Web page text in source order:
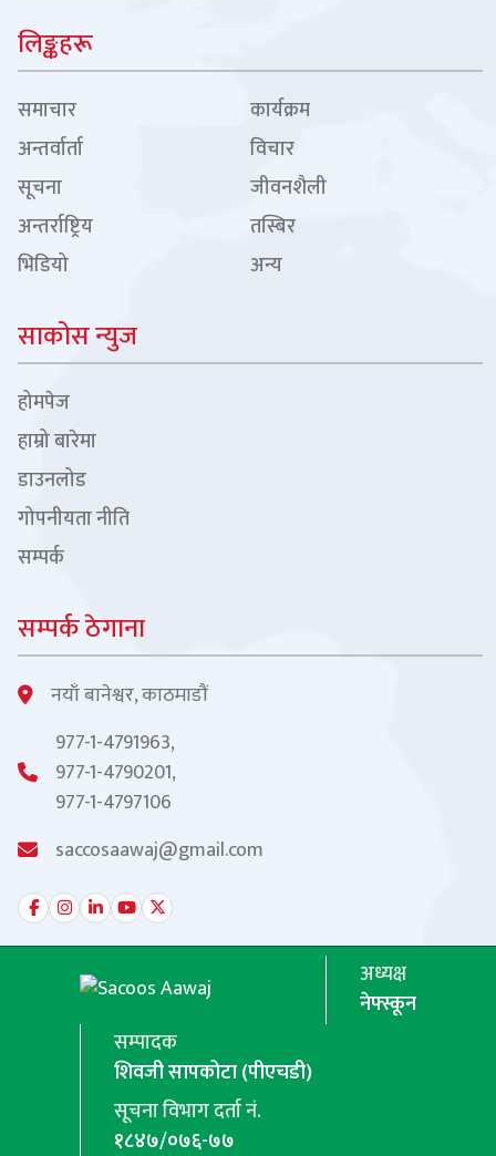
लिङ्कहरू
समाचार
कार्यक्रम
अन्तर्वार्ता
विचार
सूचना
जीवनशैली
अन्तर्राष्ट्रिय
तस्बिर
भिडियो
अन्य
साकोस न्युज
होमपेज
हाम्रो बारेमा
डाउनलोड
गोपनीयता नीति
सम्पर्क
सम्पर्क ठेगाना
नयाँ बानेश्वर, काठमाडौं
977-1-4791963,
977-1-4790201,
977-1-4797106
saccosaawaj@gmail.com
अध्यक्ष
नेफ्स्कून
सम्पादक
शिवजी सापकोटा (पीएचडी)
सूचना विभाग दर्ता नं.
१८४७/०७६-७७